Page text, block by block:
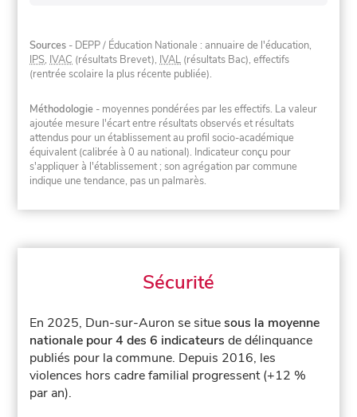
Sources - DEPP / Éducation Nationale : annuaire de l'éducation,
IPS, IVAC (résultats Brevet), IVAL (résultats Bac), effectifs
(rentrée scolaire la plus récente publiée).
Méthodologie - moyennes pondérées par les effectifs. La valeur
ajoutée mesure l'écart entre résultats observés et résultats
attendus pour un établissement au profil socio-académique
équivalent (calibrée à 0 au national). Indicateur conçu pour
s'appliquer à l'établissement ; son agrégation par commune
indique une tendance, pas un palmarès.
Sécurité
En 2025, Dun-sur-Auron se situesous la moyenne
nationale pour 4 des 6 indicateurs de délinquance
publiés pour la commune. Depuis 2016, les
violences hors cadre familial progressent (+12 %
par an).